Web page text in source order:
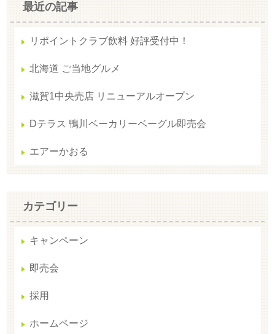
最近の記事
リポイントクラブ飲料 好評受付中！
北海道 ご当地グルメ
滋賀1中央売店 リニューアルオープン
Dテラス 鴨川ベーカリーベーグル即売会
エアーかおる
カテゴリー
キャンペーン
即売会
採用
ホームページ